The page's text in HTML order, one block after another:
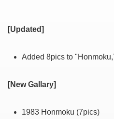
[Updated]
Added 8pics to
[New Gallary]
1983 Honmoku (7pics)